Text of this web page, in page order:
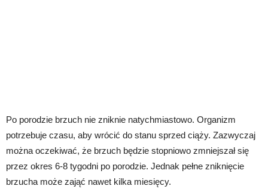
Po porodzie brzuch nie zniknie natychmiastowo. Organizm
potrzebuje czasu, aby wrócić do stanu sprzed ciąży. Zazwyczaj
można oczekiwać, że brzuch będzie stopniowo zmniejszał się
przez okres 6-8 tygodni po porodzie. Jednak pełne zniknięcie
brzucha może zająć nawet kilka miesięcy.